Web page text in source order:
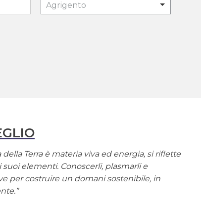
Agrigento
della Terra è materia viva ed energia, si riflette
elementi. Conoscerli, plasmarli e
per costruire un domani sostenibile, in